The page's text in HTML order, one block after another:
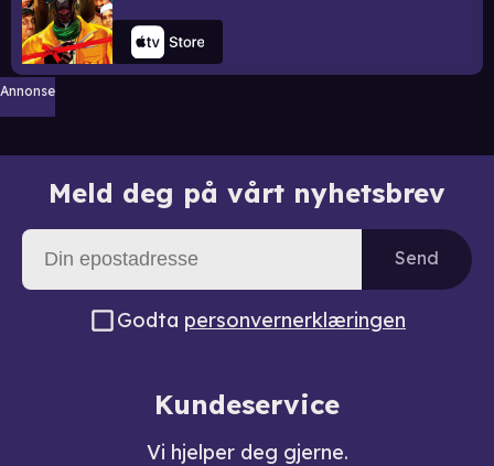
Annonse
Meld deg på vårt nyhetsbrev
Send
Godta personvernerklæringen
Kundeservice
Vi hjelper deg gjerne.